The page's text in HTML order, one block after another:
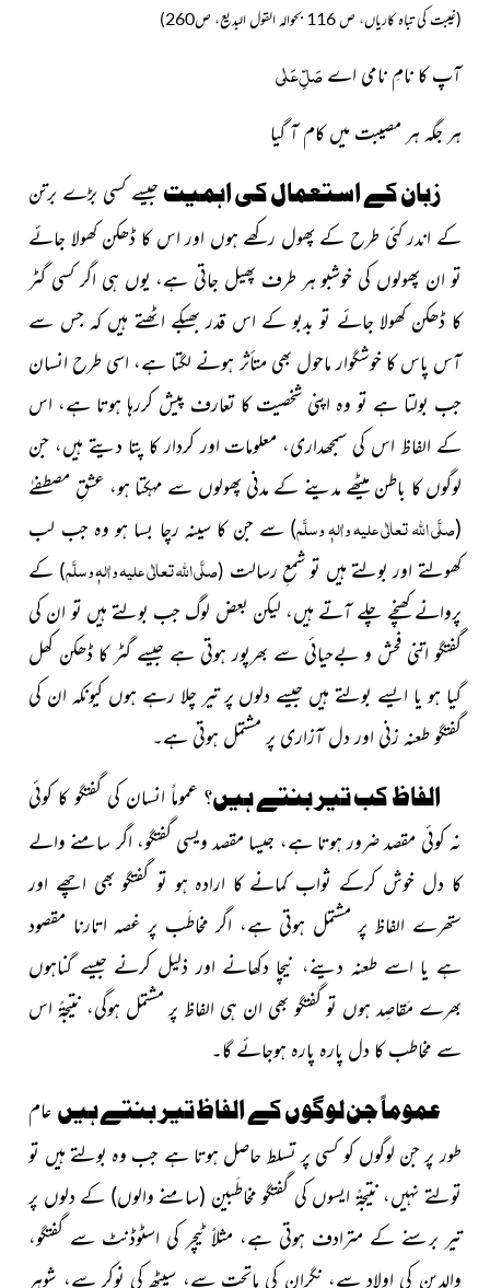
(غیبت کی تباہ کاریاں، ص 116 بحوالہ القول البدیع، ص260)
آپ کا نامِ نامی اےصَلِّ عَلٰی
ہر جگہ ہر مصیبت میں کام آ گیا
زبان کے استعمال کی اہمیتجیسے کسی بڑے برتن
کے اندر کئی طرح کے پھول رکھے ہوں اور اس کا ڈھکن کھولا جائے
تو ان پھولوں کی خوشبو ہر طرف پھیل جاتی ہے، یوں ہی اگر کسی گٹر
کا ڈھکن کھولا جائے تو بدبو کے اس قدر بھبکے اٹھتے ہیں کہ جس سے
آس پاس کا خوشگوار ماحول بھی متأثر ہونے لگتا ہے، اسی طرح انسان
جب بولتا ہے تو وہ اپنی شخصیت کا تعارف پیش کررہا ہوتا ہے، اس
کے الفاظ اس کی سمجھداری، معلومات اورکردار کا پتا دیتے ہیں، جن
لوگوں کا باطن میٹھے مدینے کے مدنی پھولوں سے مہکتا ہو، عشقِ مصطفےٰ
(صلَّی اللہ تعالٰی علیہ واٰلہٖوسلَّم)سے جن کا سینہ رچا بسا ہو وہ جب لب
کھولتے اور بولتےہیں تو شمعِ رسالت (صلَّی اللہ تعالٰی علیہ واٰلہٖ وسلَّم) کے
پروانےکھنچے چلےآتے ہیں، لیکن بعض لوگ جب بولتے ہیں تو ان کی
گفتگو اتنی فحش و بےحیائی سے بھرپور ہوتی ہے جیسے گٹر کا ڈھکن کھل
گیا ہو یا ایسے بولتے ہیں جیسے دلوں پر تیر چلا رہے ہوں کیونکہ ان کی
گفتگو طعنہ زنی اور دل آزاری پر مشتمل ہوتی ہے۔
الفاظ کب تیر بنتے ہیں؟ عموماً انسان کی گفتگو کا کوئی
نہ کوئی مقصد ضرور ہوتا ہے، جیسا مقصد ویسی گفتگو، اگر سامنے والے
کا دل خوش کرکے ثواب کمانے کا ارادہ ہو تو گفتگو بھی اچھے اور
ستھرے الفاظ پر مشتمل ہوتی ہے، اگر مخاطَب پر غصہ اتارنا مقصود
ہے یا اسے طعنہ دینے، نیچا دکھانے اور ذلیل کرنے جیسے گناہوں
بھرے مَقاصِد ہوں تو گفتگو بھی ان ہی الفاظ پر مشتمل ہوگی، نتیجۃً اس
سے مخاطب کا دل پارہ پارہ ہوجائے گا۔
عموماً جن لوگوں کے الفاظ تیر بنتے ہیں عام
طور پر جن لوگوں کو کسی پر تسلط حاصل ہوتا ہے جب وہ بولتے ہیں تو
تولتے نہیں، نتیجۃً ایسوں کی گفتگو مخاطَبین (سامنے والوں) کے دلوں پر
تیر برسنے کے مترادف ہوتی ہے، مثلاً ٹیچر کی اسٹوڈنٹ سے گفتگو،
والدین کی اولاد سے، نگران کی ماتحت سے، سیٹھ کی نوکر سے، شوہر